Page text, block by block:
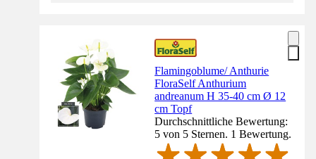
Flamingoblume/ Anthurie
FloraSelf Anthurium
andreanum H 35-40 cm Ø 12
cm Topf
Durchschnittliche Bewertung:
5 von 5 Sternen. 1 Bewertung.